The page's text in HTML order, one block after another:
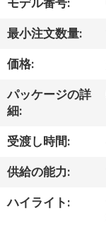
デ
VR
シ
ョ
ー
モデル番号:
最小注文数量:
価格:
パッケージの詳
細:
受渡し時間:
供給の能力:
ハイライト: